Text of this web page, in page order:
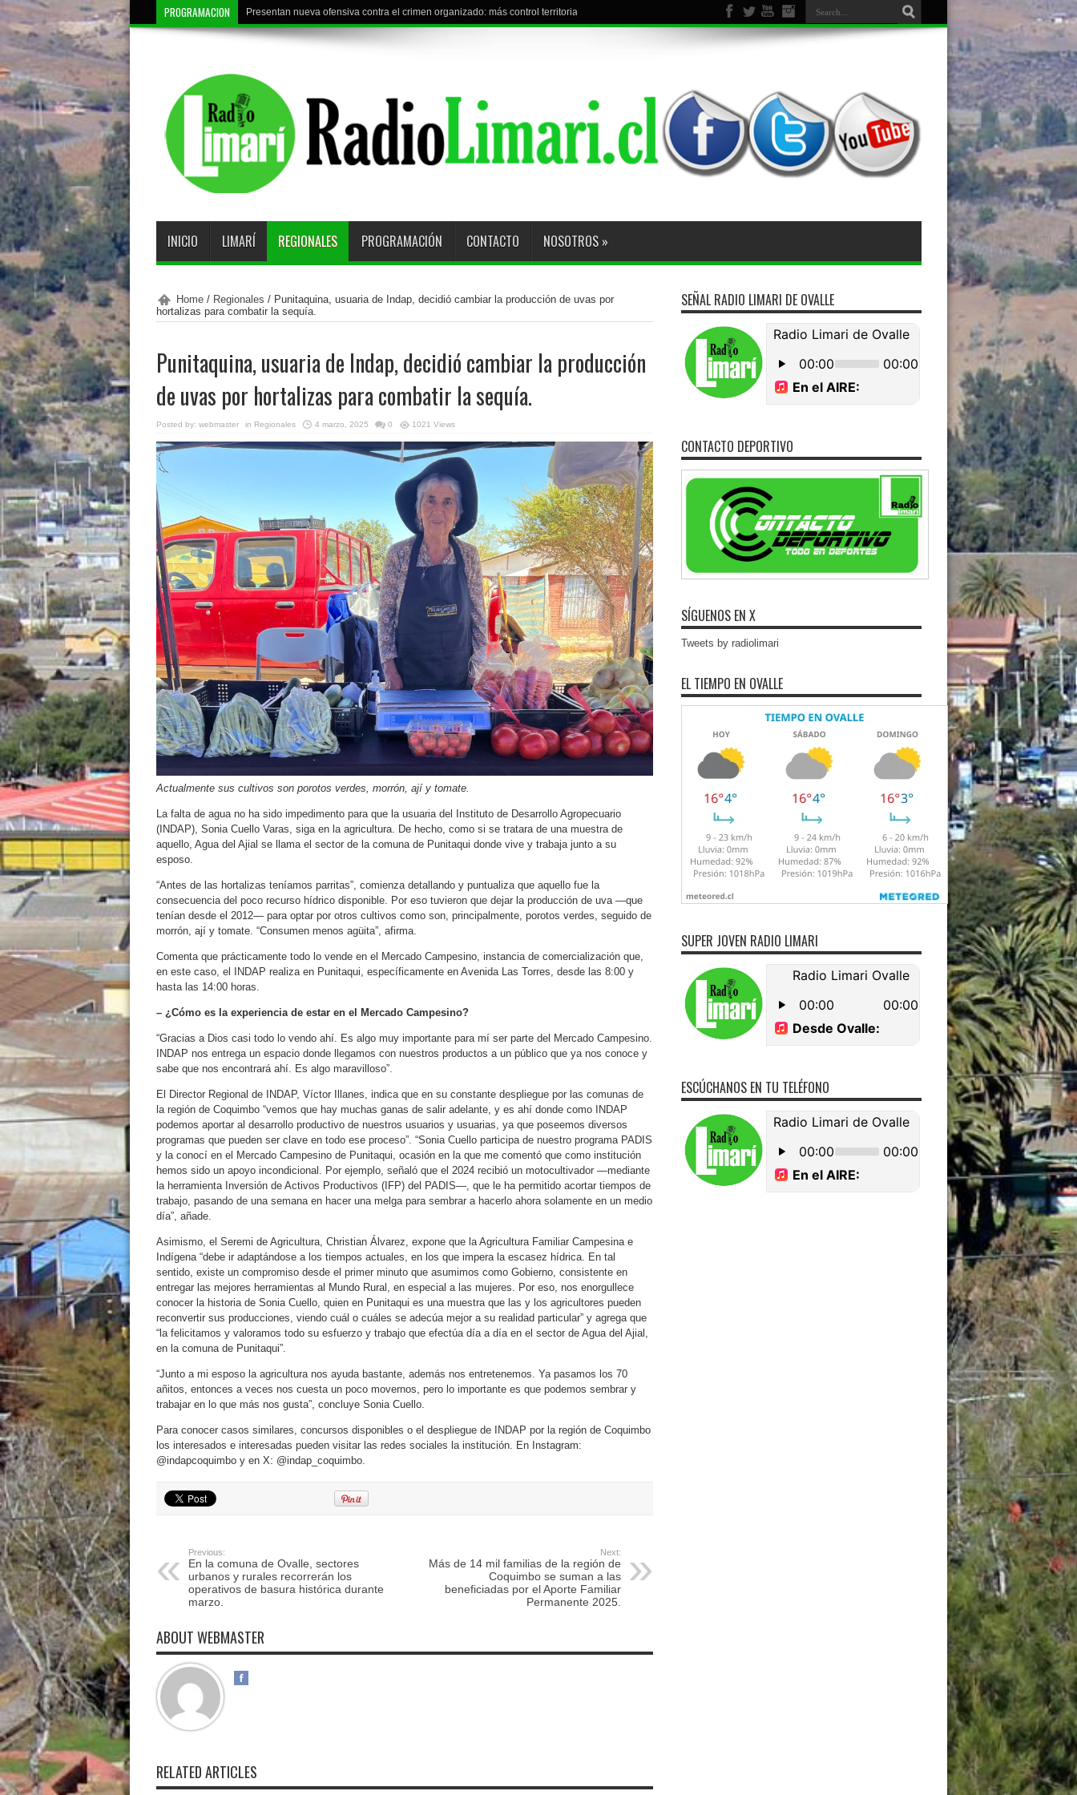
PROGRAMACION Presentan nueva ofensiva contra el crimen organizado: más control territorial, cárceles más estrictas y decomiso de bienes
Deportes Ovalle reanuda el torneo con visita a Curacaví F.C.
INICIO LIMARÍ REGIONALES PROGRAMACIÓN CONTACTO NOSOTROS »
Home/ Regionales / Punitaquina, usuaria de Indap, decidió cambiar la producción de uvas por
hortalizas para combatir la sequía.
Punitaquina, usuaria de Indap, decidió cambiar la producción
de uvas por hortalizas para combatir la sequía.
Posted by: webmaster in Regionales 4 marzo, 2025 0 1021 Views
Actualmente sus cultivos son porotos verdes, morrón, ají y tomate.
La falta de agua no ha sido impedimento para que la usuaria del Instituto de Desarrollo Agropecuario
(INDAP), Sonia Cuello Varas, siga en la agricultura. De hecho, como si se tratara de una muestra de
aquello, Agua del Ajial se llama el sector de la comuna de Punitaqui donde vive y trabaja junto a su
esposo.
“Antes de las hortalizas teníamos parritas”, comienza detallando y puntualiza que aquello fue la
consecuencia del poco recurso hídrico disponible. Por eso tuvieron que dejar la producción de uva —que
tenían desde el 2012— para optar por otros cultivos como son, principalmente, porotos verdes, seguido de
morrón, ají y tomate. “Consumen menos agüita”, afirma.
Comenta que prácticamente todo lo vende en el Mercado Campesino, instancia de comercialización que,
en este caso, el INDAP realiza en Punitaqui, específicamente en Avenida Las Torres, desde las 8:00 y
hasta las 14:00 horas.
– ¿Cómo es la experiencia de estar en el Mercado Campesino?
“Gracias a Dios casi todo lo vendo ahí. Es algo muy importante para mí ser parte del Mercado Campesino.
INDAP nos entrega un espacio donde llegamos con nuestros productos a un público que ya nos conoce y
sabe que nos encontrará ahí. Es algo maravilloso”.
El Director Regional de INDAP, Víctor Illanes, indica que en su constante despliegue por las comunas de
la región de Coquimbo “vemos que hay muchas ganas de salir adelante, y es ahí donde como INDAP
podemos aportar al desarrollo productivo de nuestros usuarios y usuarias, ya que poseemos diversos
programas que pueden ser clave en todo ese proceso”. “Sonia Cuello participa de nuestro programa PADIS
y la conocí en el Mercado Campesino de Punitaqui, ocasión en la que me comentó que como institución
hemos sido un apoyo incondicional. Por ejemplo, señaló que el 2024 recibió un motocultivador —mediante
la herramienta Inversión de Activos Productivos (IFP) del PADIS—, que le ha permitido acortar tiempos de
trabajo, pasando de una semana en hacer una melga para sembrar a hacerlo ahora solamente en un medio
día”, añade.
Asimismo, el Seremi de Agricultura, Christian Álvarez, expone que la Agricultura Familiar Campesina e
Indígena “debe ir adaptándose a los tiempos actuales, en los que impera la escasez hídrica. En tal
sentido, existe un compromiso desde el primer minuto que asumimos como Gobierno, consistente en
entregar las mejores herramientas al Mundo Rural, en especial a las mujeres. Por eso, nos enorgullece
conocer la historia de Sonia Cuello, quien en Punitaqui es una muestra que las y los agricultores pueden
reconvertir sus producciones, viendo cuál o cuáles se adecúa mejor a su realidad particular” y agrega que
“la felicitamos y valoramos todo su esfuerzo y trabajo que efectúa día a día en el sector de Agua del Ajial,
en la comuna de Punitaqui”.
“Junto a mi esposo la agricultura nos ayuda bastante, además nos entretenemos. Ya pasamos los 70
añitos, entonces a veces nos cuesta un poco movernos, pero lo importante es que podemos sembrar y
trabajar en lo que más nos gusta”, concluye Sonia Cuello.
Para conocer casos similares, concursos disponibles o el despliegue de INDAP por la región de Coquimbo
los interesados e interesadas pueden visitar las redes sociales la institución. En Instagram:
@indapcoquimbo y en X: @indap_coquimbo.
Previous:
En la comuna de Ovalle, sectores
urbanos y rurales recorrerán los
operativos de basura histórica durante
marzo.
Next:
Más de 14 mil familias de la región de
Coquimbo se suman a las
beneficiadas por el Aporte Familiar
Permanente 2025.
ABOUT WEBMASTER
RELATED ARTICLES
SEÑAL RADIO LIMARI DE OVALLE
CONTACTO DEPORTIVO
SÍGUENOS EN X
Tweets by radiolimari
EL TIEMPO EN OVALLE
SUPER JOVEN RADIO LIMARI
ESCÚCHANOS EN TU TELÉFONO